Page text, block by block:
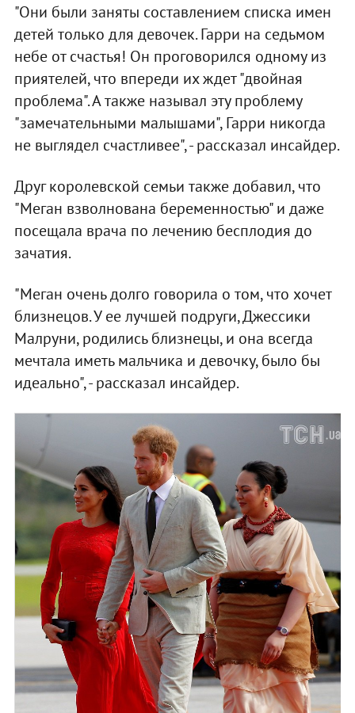
"Они были заняты составлением списка имен
детей только для девочек. Гарри на седьмом
небе от счастья! Он проговорился одному из
приятелей, что впереди их ждет "двойная
проблема". А также называл эту проблему
"замечательными малышами", Гарри никогда
не выглядел счастливее", - рассказал инсайдер.
Друг королевской семьи также добавил, что
"Меган взволнована беременностью" и даже
посещала врача по лечению бесплодия до
зачатия.
"Меган очень долго говорила о том, что хочет
близнецов. У ее лучшей подруги, Джессики
Малруни, родились близнецы, и она всегда
мечтала иметь мальчика и девочку, было бы
идеально", - рассказал инсайдер.